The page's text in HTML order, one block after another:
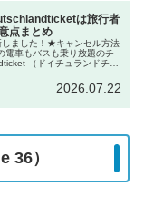
は旅行者
点まとめ
ました！★キャンセル方法
電車もバスも乗り放題のチ
（ドイチュランドチケ
2026.07.22
36）